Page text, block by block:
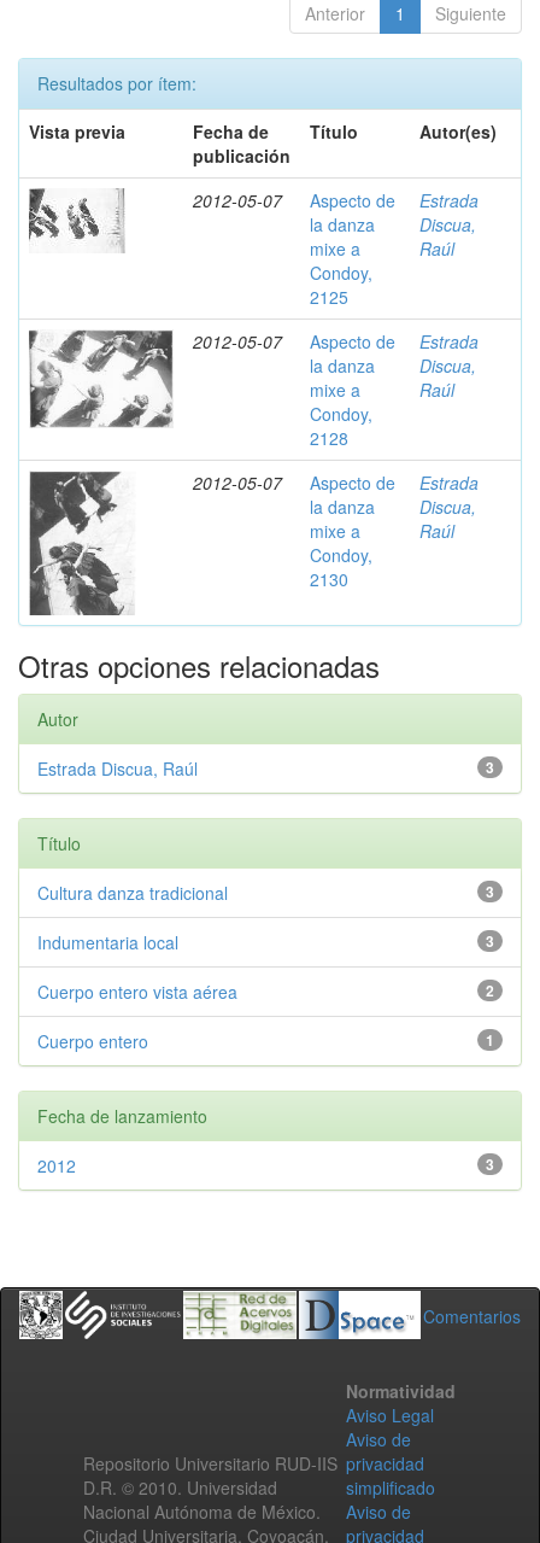
Anterior 1 Siguiente
Resultados por ítem:
Vista previa
Fecha de
publicación
Título Autor(es)
2012-05-07
Aspecto de
la danza
mixe a
Condoy,
2125
Estrada
Discua,
Raúl
2012-05-07
Aspecto de
la danza
mixe a
Condoy,
2128
Estrada
Discua,
Raúl
2012-05-07
Aspecto de
la danza
mixe a
Condoy,
2130
Estrada
Discua,
Raúl
Otras opciones relacionadas
Autor
3
Estrada Discua, Raúl
Título
3
Cultura danza tradicional
3
Indumentaria local
2
Cuerpo entero vista aérea
1
Cuerpo entero
Fecha de lanzamiento
3
2012
Comentarios
Repositorio Universitario RUD-IIS
D.R. © 2010. Universidad
Nacional Autónoma de México.
Ciudad Universitaria, Coyoacán,
Normatividad
Aviso Legal
Aviso de
privacidad
simplificado
Aviso de
privacidad